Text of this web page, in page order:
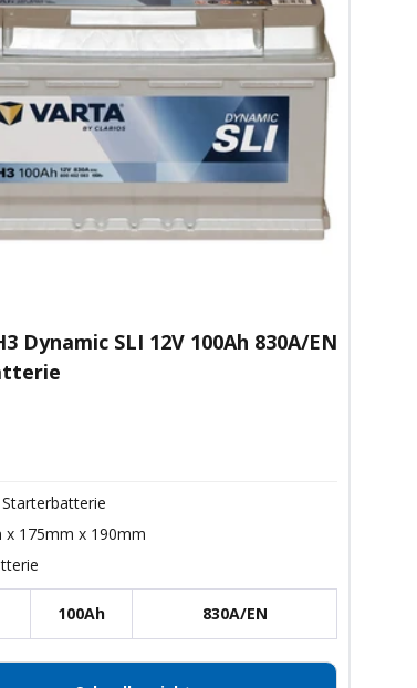
Dynamic SLI 12V 100Ah 830A/EN
x 175mm x 190mm
100Ah 830A/EN